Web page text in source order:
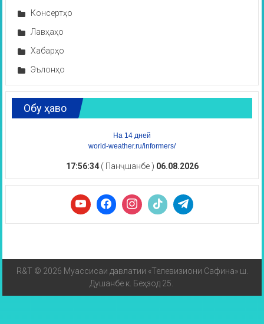
Консертҳо
Лавҳаҳо
Хабарҳо
Эълонҳо
Обу ҳаво
На 14 дней
world-weather.ru/informers/
17:56:34( Панҷшанбе ) 06.08.2026
R&T © 2026 Муассисаи давлатии «Телевизиони Сафина» ш.
Душанбе к. Беҳзод 25.